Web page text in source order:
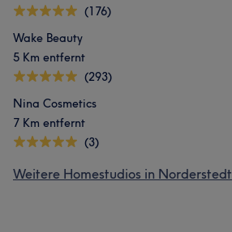
(176)
Wake Beauty
5 Km entfernt
(293)
Nina Cosmetics
7 Km entfernt
(3)
Weitere Homestudios in Norderstedt